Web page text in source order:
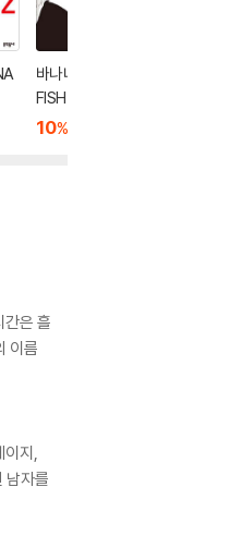
바나나피시 BANANA
FISH 완전판 8
10%
은 흘
이름
이지,
남자를